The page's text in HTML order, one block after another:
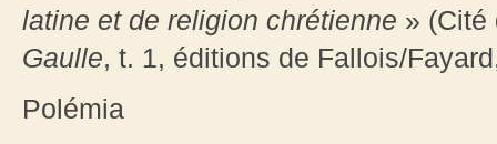
latine et de religion chrétienne »
Gaulle, t. 1, éditions de Fallois/
Polémia